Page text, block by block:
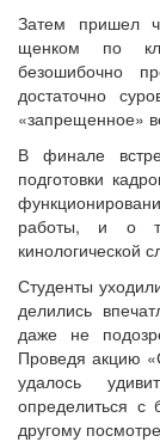
Затем пришел
щенком по
безошибочно
достаточно
«запрещенное»
В финале
подготовки
работы, и о
кинологической
Студенты
делились
даже не
Проведя акцию
удалось
определиться
другому